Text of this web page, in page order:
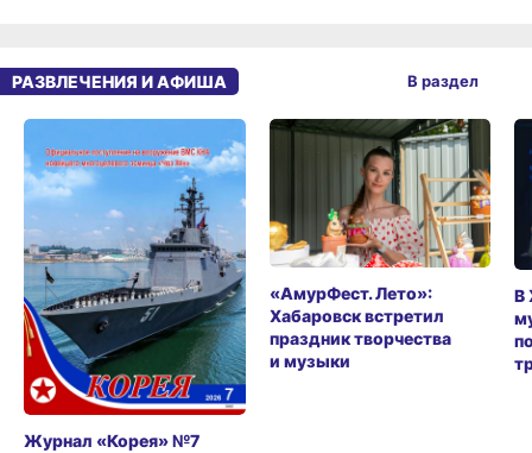
РАЗВЛЕЧЕНИЯ И АФИША
Журнал «Корея» №7
«АмурФест. Лето»:
Хабаровск встретил
праздник творчества
и музыки
В
В раздел